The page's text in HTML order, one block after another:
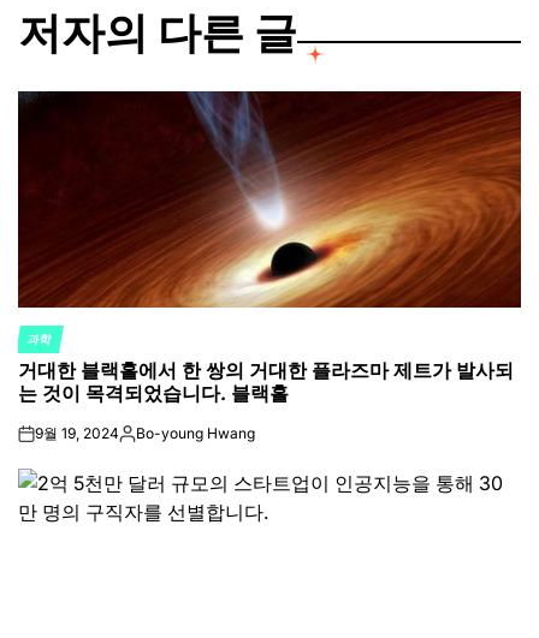
저자의 다른 글
POSTED
IN
과학
거대한 블랙홀에서 한 쌍의 거대한 플라즈마 제트가 발사되
는 것이 목격되었습니다. 블랙홀
on9월 19, 2024Posted
Bo-young Hwang